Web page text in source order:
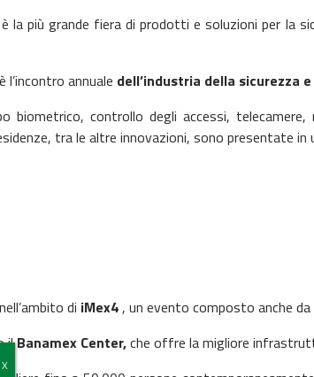
è la più grande fiera di prodotti e soluzioni per la
è l’incontro annuale dell’industria della sicurezza
biometrico, controllo degli accessi,
tra le altre innovazioni, sono presentate
di iMex4, un evento composto anche da
ilBanamex Center,che offre la migliore